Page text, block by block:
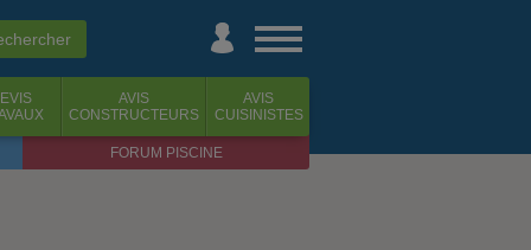
AVIS
CONSTRUCTEURS
AVIS
CUISINISTES
FORUM PISCINE